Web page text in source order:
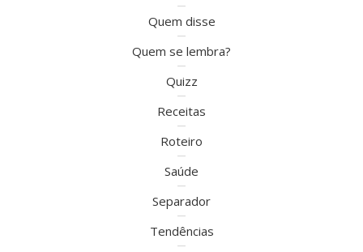
Quem disse
Quem se lembra?
Quizz
Receitas
Roteiro
Saúde
Separador
Tendências